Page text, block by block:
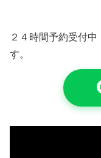
２４時間予約受付
す。